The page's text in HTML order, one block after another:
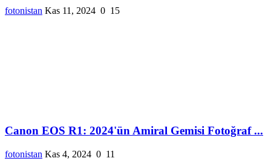
fotonistan Kas 11, 2024 0 15
Canon EOS R1: 2024'ün Amiral Gemisi Fotoğraf ...
fotonistan Kas 4, 2024 0 11